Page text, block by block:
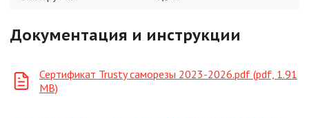
Документация и инструкции
Сертификат Trusty саморезы 2023-2026.pdf (pdf, 1.91
MB)